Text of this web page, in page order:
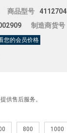
商品型号
4112704
制造商货号
您的会员价格
供售后服务。
800 1000